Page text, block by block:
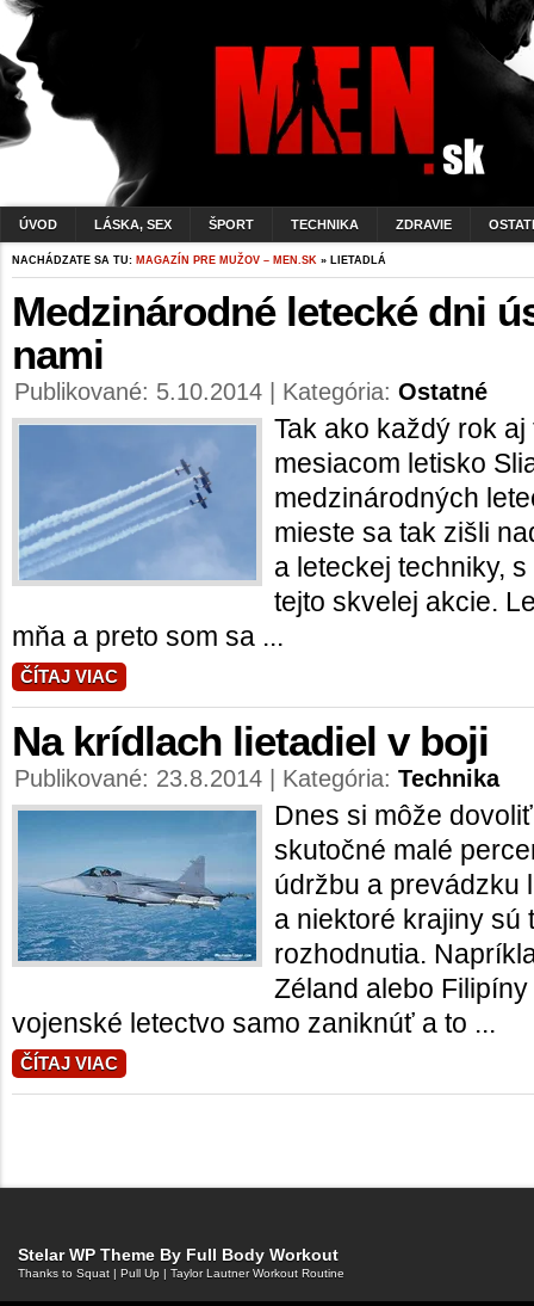
ÚVOD LÁSKA, SEX ŠPORT TECHNIKA ZDRAVIE
NACHÁDZATE SA TU: MAGAZÍN PRE MUŽOV – MEN.SK » LIETADLÁ
Medzinárodné letecké dni
nami
Publikované: 5.10.2014 | Kategória: Ostatné
Tak ako každý rok
mesiacom letisko
medzinárodných
mieste sa tak zišli
a leteckej techniky,
tejto skvelej akcie.
mňa a preto som sa ...
ČÍTAJ VIAC
Na krídlach lietadiel v boji
Publikované: 23.8.2014 | Kategória: Technika
Dnes si môže
skutočné malé
údržbu a prevádzku
a niektoré krajiny sú
rozhodnutia.
Zéland alebo
vojenské letectvo samo zaniknúť a to ...
ČÍTAJ VIAC
Stelar WP Theme By Full Body Workout
Thanks to Squat | Pull Up | Taylor Lautner Workout Routine